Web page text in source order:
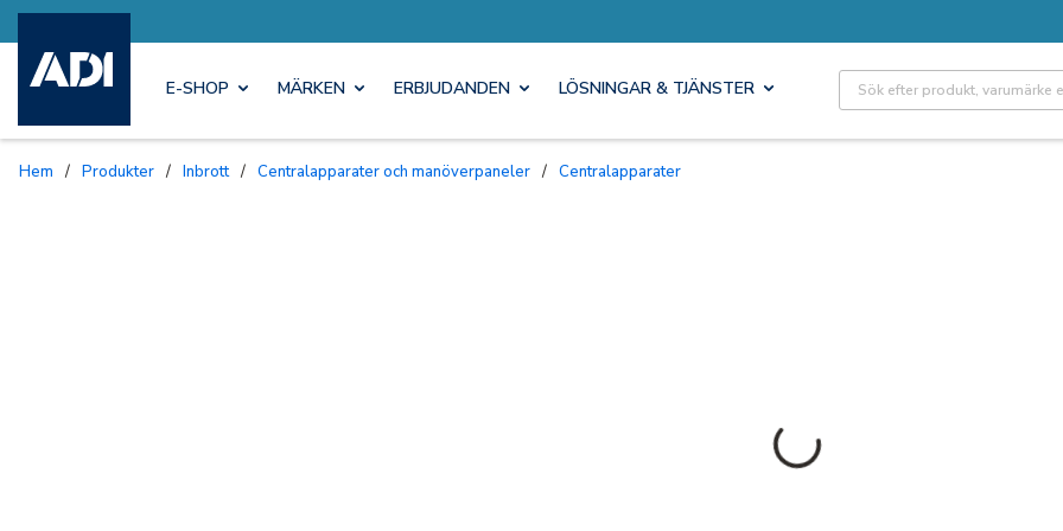
E-SHOP MÄRKEN ERBJUDANDEN LÖSNINGAR & TJÄNSTER Site Search
Hem / Produkter / Inbrott / Centralapparater och manöverpaneler / Centralapparater